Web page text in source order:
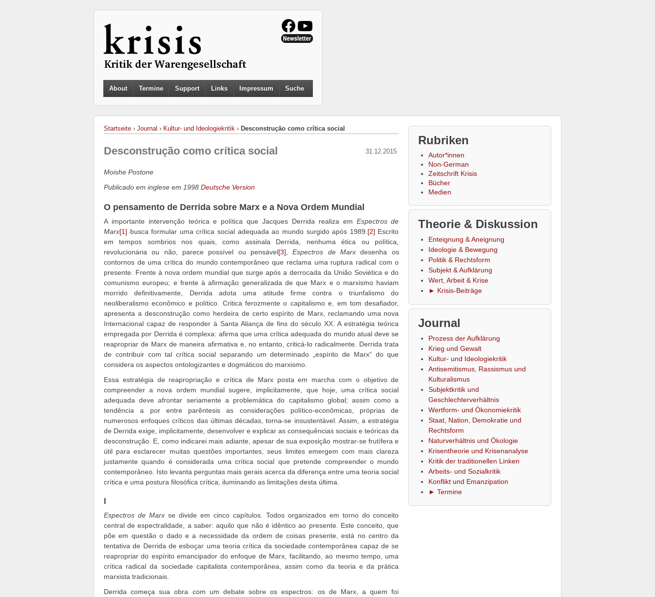
About Termine Support Links Impressum Suche
Startseite › Journal › Kultur- und Ideologiekritik › Desconstrução como crítica social
31.12.2015
Desconstrução como crítica social
Moishe Postone
Publicado em inglese em 1998 Deutsche Version
O pensamento de Derrida sobre Marx e a Nova Ordem Mundial
A importante intervenção teórica e política que Jacques Derrida realiza em Espectros de
Marx[1] busca formular uma crítica social adequada ao mundo surgido após 1989.[2] Escrito
em tempos sombrios nos quais, como assinala Derrida, nenhuma ética ou política,
revolucionária ou não, parece possível ou pensável[3],Espectros de Marxdesenha os
contornos de uma crítica do mundo contemporâneo que reclama uma ruptura radical com o
presente. Frente à nova ordem mundial que surge após a derrocada da União Soviética e do
comunismo europeu; e frente à afirmação generalizada de que Marx e o marxismo haviam
morrido definitivamente, Derrida adota uma atitude firme contra o triunfalismo do
neoliberalismo econômico e político. Critica ferozmente o capitalismo e, em tom desafiador,
apresenta a desconstrução como herdeira de certo espírito de Marx, reclamando uma nova
Internacional capaz de responder à Santa Aliança de fins do século XX. A estratégia teórica
empregada por Derrida é complexa: afirma que uma crítica adequada do mundo atual deve se
reapropriar de Marx de maneira afirmativa e, no entanto, criticá-lo radicalmente. Derrida trata
de contribuir com tal crítica social separando um determinado „espírito de Marx“ do que
considera os aspectos ontologizantes e dogmáticos do marxismo.
Essa estratégia de reapropriação e crítica de Marx posta em marcha com o objetivo de
compreender a nova ordem mundial sugere, implicitamente, que hoje, uma crítica social
adequada deve afrontar seriamente a problemática do capitalismo global; assim como a
tendência a por entre parêntesis as considerações político-econômicas, próprias de
numerosos enfoques críticos das últimas décadas, torna-se insustentável. Assim, a estratégia
de Derrida exige, implicitamente, desenvolver e explicar as consequências sociais e teóricas da
desconstrução. E, como indicarei mais adiante, apesar de sua exposição mostrar-se frutífera e
útil para esclarecer muitas questões importantes, seus limites emergem com mais clareza
justamente quando é considerada uma crítica social que pretende compreender o mundo
contemporâneo. Isto levanta perguntas mais gerais acerca da diferença entre uma teoria social
crítica e uma postura filosófica crítica, iluminando as limitações desta última.
I
Espectros de Marxse divide em cinco capítulos. Todos organizados em torno do conceito
central de espectralidade, a saber: aquilo que não é idêntico ao presente. Este conceito, que
põe em questão o dado e a necessidade da ordem de coisas presente, está no centro da
tentativa de Derrida de esboçar uma teoria crítica da sociedade contemporânea capaz de se
reapropriar do espírito emancipador do enfoque de Marx, facilitando, ao mesmo tempo, uma
crítica radical da sociedade capitalista contemporânea, assim como da teoria e da prática
marxista tradicionais.
Derrida começa sua obra com um debate sobre os espectros: os de Marx, a quem foi
Rubriken
Autor*innen
Non-German
Zeitschrift Krisis
Bücher
Medien
Theorie & Diskussion
Enteignung & Aneignung
Ideologie & Bewegung
Politik & Rechtsform
Subjekt & Aufklärung
Wert, Arbeit & Krise
► Krisis-Beiträge
Journal
Prozess der Aufklärung
Krieg und Gewalt
Kultur- und Ideologiekritik
Antisemitismus, Rassismus und
Kulturalismus
Subjektkritik und
Geschlechterverhältnis
Wertform- und Ökonomiekritik
Staat, Nation, Demokratie und
Rechtsform
Naturverhältnis und Ökologie
Krisentheorie und Krisenanalyse
Kritik der traditionellen Linken
Arbeits- und Sozialkritik
Konflikt und Emanzipation
► Termine